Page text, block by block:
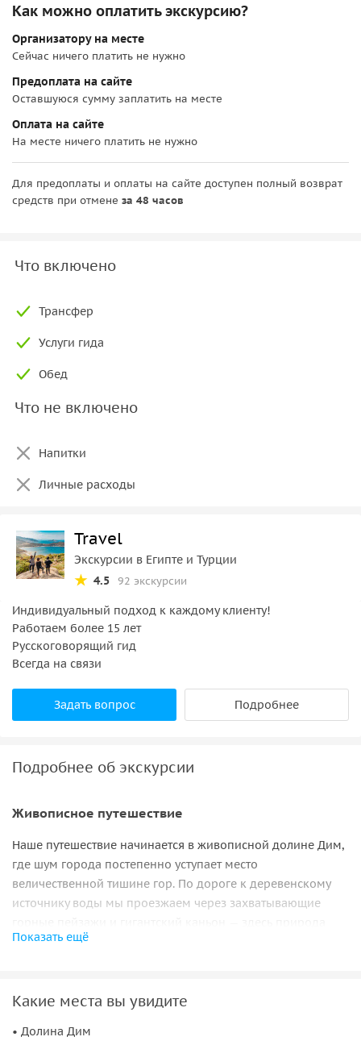
Как можно оплатить экскурсию?
Организатору на месте
Сейчас ничего платить не нужно
Предоплата на сайте
Оставшуюся сумму заплатить на месте
Оплата на сайте
На месте ничего платить не нужно
Для предоплаты и оплаты на сайте доступен полный возврат
средств при отмене за 48 часов
Что включено
Трансфер
Услуги гида
Обед
Что не включено
Напитки
Личные расходы
Travel
Экскурсии в Египте и Турции
4.5 92 экскурсии
Индивидуальный подход к каждому клиенту!
Работаем более 15 лет
Русскоговорящий гид
Всегда на связи
Задать вопрос Подробнее
Подробнее об экскурсии
Живописное путешествие
Наше путешествие начинается в живописной долине Дим,
где шум города постепенно уступает место
величественной тишине гор. По дороге к деревенскому
источнику воды мы проезжаем через захватывающие
говорит сама за себя.
уютный ресторан, утопающий в зелени. Здесь вас ждёт
вкусный обед, а желающие могут освежиться в бассейне
Показать ещё
Какие места вы увидите
• Долина Дим